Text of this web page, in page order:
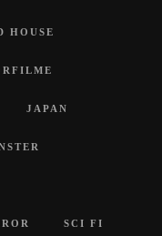
HOUSE
JAPAN
SCI FI